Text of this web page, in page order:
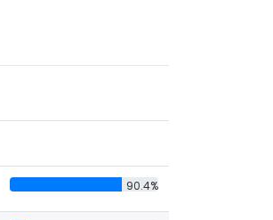
90.4%